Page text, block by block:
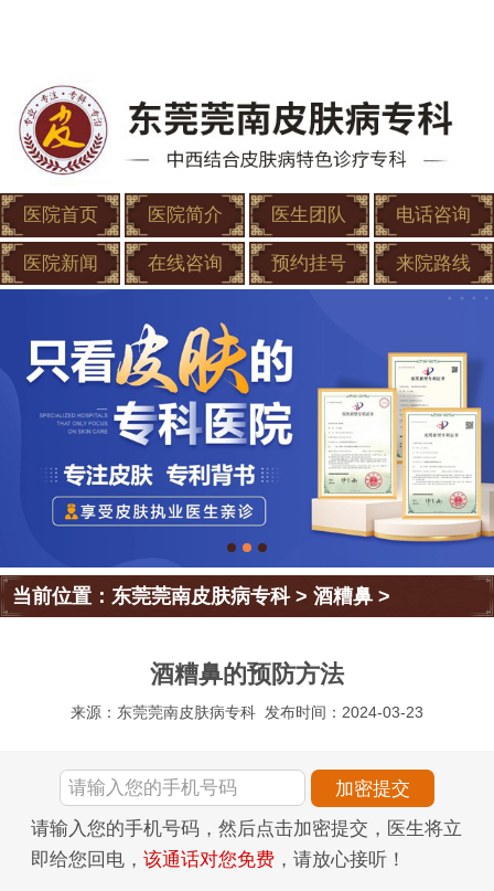
医院首页 医院简介 医生团队 电话咨询
医院新闻 在线咨询 预约挂号 来院路线
当前位置：东莞莞南皮肤病专科>酒糟鼻 >
酒糟鼻的预防方法
来源：东莞莞南皮肤病专科 发布时间：2024-03-23
请输入您的手机号码，然后点击加密提交，医生将立
即给您回电， 该通话对您免费 ，请放心接听！